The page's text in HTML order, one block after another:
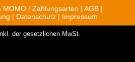
MOMO | Zahlungsarten | AGB|
| Datenschutz| Impressum
der gesetzlichen MwSt.